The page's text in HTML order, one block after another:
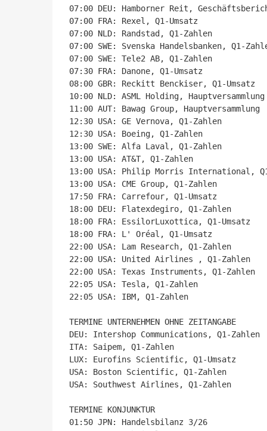
07:00 DEU: Hamborner Reit,
07:00 FRA: Rexel, Q1-Umsatz
07:00 NLD: Randstad, Q1-Zahlen
07:00 SWE: Svenska Handelsbanken, Q1-
07:00 SWE: Tele2 AB, Q1-Zahlen
07:30 FRA: Danone, Q1-Umsatz
08:00 GBR: Reckitt Benckiser, Q1-Umsatz
10:00 NLD: ASML Holding, Hauptversammlung
11:00 AUT: Bawag Group, Hauptversammlung
12:30 USA: GE Vernova, Q1-Zahlen
12:30 USA: Boeing, Q1-Zahlen
13:00 SWE: Alfa Laval, Q1-Zahlen
13:00 USA: AT&T, Q1-Zahlen
13:00 USA: Philip Morris International,
13:00 USA: CME Group, Q1-Zahlen
17:50 FRA: Carrefour, Q1-Umsatz
18:00 DEU: Flatexdegiro, Q1-Zahlen
18:00 FRA: EssilorLuxottica, Q1-Umsatz
18:00 FRA: L' Oréal, Q1-Umsatz
22:00 USA: Lam Research, Q1-Zahlen
22:00 USA: United Airlines , Q1-Zahlen
22:00 USA: Texas Instruments, Q1-Zahlen
22:05 USA: Tesla, Q1-Zahlen
22:05 USA: IBM, Q1-Zahlen
TERMINE UNTERNEHMEN OHNE ZEITANGABE
DEU: Intershop Communications, Q1-Zahlen
ITA: Saipem, Q1-Zahlen
LUX: Eurofins Scientific, Q1-Umsatz
USA: Boston Scientific, Q1-Zahlen
USA: Southwest Airlines, Q1-Zahlen
TERMINE KONJUNKTUR
01:50 JPN: Handelsbilanz 3/26